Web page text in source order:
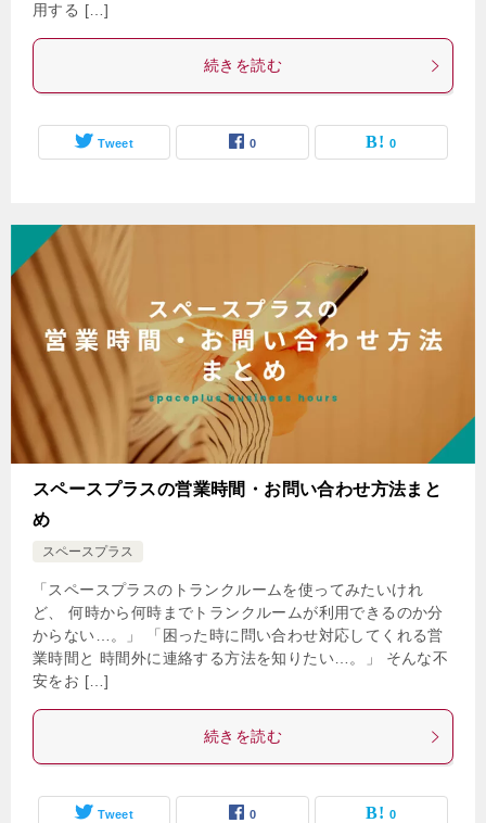
用する […]
続きを読む
Tweet 0 0
スペースプラスの営業時間・お問い合わせ方法まと
め
スペースプラス
「スペースプラスのトランクルームを使ってみたいけれ
ど、 何時から何時までトランクルームが利用できるのか分
からない…。」 「困った時に問い合わせ対応してくれる営
業時間と 時間外に連絡する方法を知りたい…。」 そんな不
安をお […]
続きを読む
Tweet 0 0